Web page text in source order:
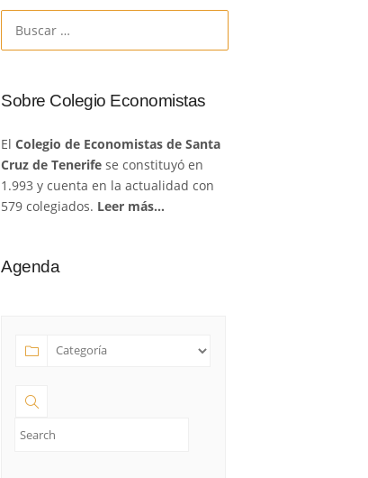
Sobre Colegio Economistas
El Colegio de Economistas de Santa
Cruz de Tenerife se constituyó en
1.993 y cuenta en la actualidad con
579 colegiados. Leer más…
Agenda